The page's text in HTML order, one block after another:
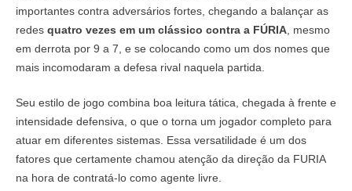
importantes contra adversários fortes, chegando a balançar as
redes quatro vezes em um clássico contra a FÚRIA , mesmo
em derrota por 9 a 7, e se colocando como um dos nomes que
mais incomodaram a defesa rival naquela partida.
Seu estilo de jogo combina boa leitura tática, chegada à frente e
intensidade defensiva, o que o torna um jogador completo para
atuar em diferentes sistemas. Essa versatilidade é um dos
fatores que certamente chamou atenção da direção da FURIA
na hora de contratá-lo como agente livre.